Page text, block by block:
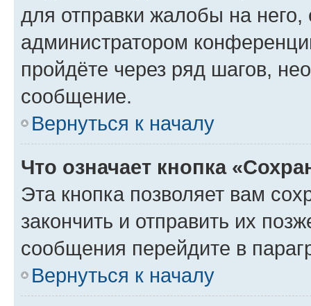
для отправки жалобы на
администратором
пройдёте через ряд шагов,
сообщение.
Вернуться к началу
Что означает кнопка
Эта кнопка позволяет вам
закончить и отправить их
сообщения перейдите в
Вернуться к началу